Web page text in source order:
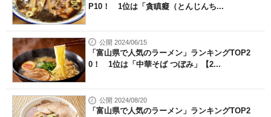
P10！ 1位は「貪瞋癡（とんじんち...
公開 2024/06/15
「富山県で人気のラーメン」ランキングTOP2
0！ 1位は「中華そば つぼみ」【2...
公開 2024/08/20
「富山県で人気のラーメン」ランキングTOP2